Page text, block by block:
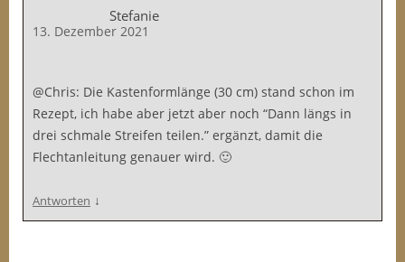
Stefanie
13. Dezember 2021
@Chris: Die Kastenformlänge (30 cm) stand schon im
Rezept, ich habe aber jetzt aber noch “Dann längs in
drei schmale Streifen teilen.” ergänzt, damit die
Flechtanleitung genauer wird. 🙂
Antworten ↓